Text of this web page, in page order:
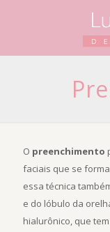
O preenchimento
faciais que se
essa técnica
e do lóbulo da
hialurônico, que